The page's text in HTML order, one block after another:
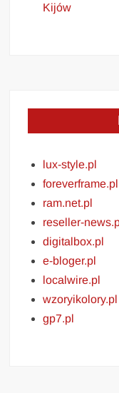
Kijów
lux-style.pl
foreverframe.pl
ram.net.pl
reseller-
digitalbox.pl
e-bloger.pl
localwire.pl
wzoryikolory.pl
gp7.pl